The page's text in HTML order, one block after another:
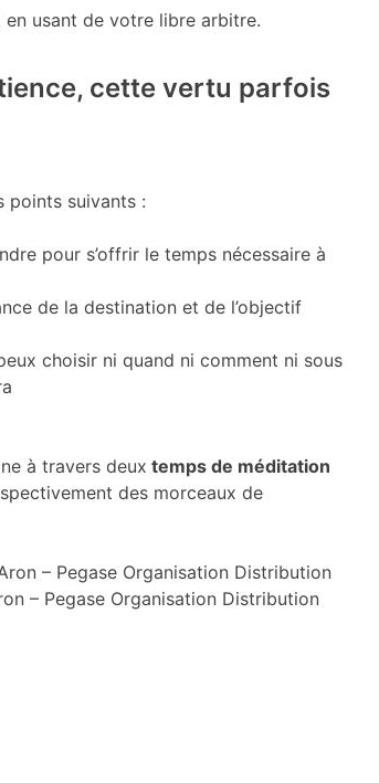
usant de votre libre arbitre.
cette vertu parfois
points suivants :
pour s’offrir le temps nécessaire à
de la destination et de l’objectif
choisir ni quand ni comment ni sous
à travers deux temps de méditation
des morceaux de
– Pegase Organisation Distribution
– Pegase Organisation Distribution